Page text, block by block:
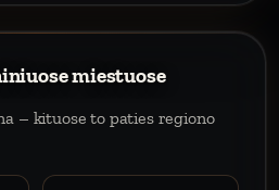
miestuose
– kituose to paties regiono